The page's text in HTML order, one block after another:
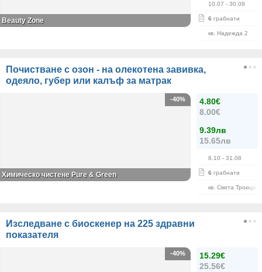
10.07 - 30.09
6 грабнати
кв. Надежда 2
Beauty Zone
Почистване с озон - на олекотена завивка,
одеяло, губер или калъф за матрак
4.80€
8.00€
9.39лв
15.65лв
8.10 - 31.08
6 грабнати
кв. Света Троица
-40%
Химическо чистене Pure & Green
Изследване с биоскенер на 225 здравни
показателя
15.29€
25.56€
-40%